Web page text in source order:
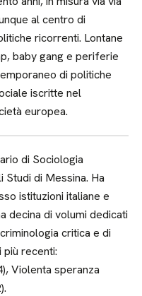
al centro di
ricorrenti. Lontane
baby gang e periferie
di politiche
iscritte nel
europea.
di Sociologia
Studi di Messina. Ha
istituzioni italiane e
decina di volumi dedicati
critica e di
più recenti:
Violenta speranza